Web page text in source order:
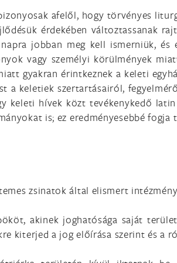
afelől, hogy törvényes
érdekében változtassanak
jobban meg kell ismerniük,
vagy személyi körülmények
gyakran érintkeznek a keleti
a keletiek szertartásairól,
keleti hívek közt tevékenykedő
is; ez eredményesebbé
zsinatok által elismert
akinek joghatósága saját
kiterjed a jog előírása szerint és a